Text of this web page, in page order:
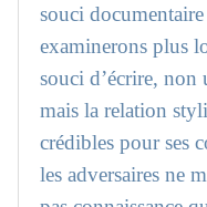
souci
examinerons plus
souci d’écrire, non
mais la relation
crédibles pour ses
les adversaires ne